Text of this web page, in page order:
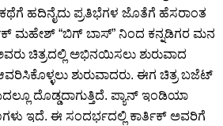
ಕಥೆಗೆ ಹದಿನೈದು ಪ್ರತಿಭೆಗಳ ಜೊತೆಗೆ ಹೆಸರಾಂತ
ಮಹೇಶ್ “ಬಿಗ್ ಬಾಸ್” ನಿಂದ ಕನ್ನಡಿಗರ ಮನ
ಚಿತ್ರದಲ್ಲಿ ಅಭಿನಯಿಸಲು ಶುರುವಾದ
ಶುರುವಾದರು. ಈಗ ಚಿತ್ರ ಬಜೆಟ್
ದೊಡ್ಡದಾಗುತ್ತಿದೆ. ಪ್ಯಾನ್ ಇಂಡಿಯಾ
ಇದೆ. ಈ ಸಂದರ್ಭದಲ್ಲಿ ಕಾರ್ತಿಕ್ ಅವರಿಗೆ